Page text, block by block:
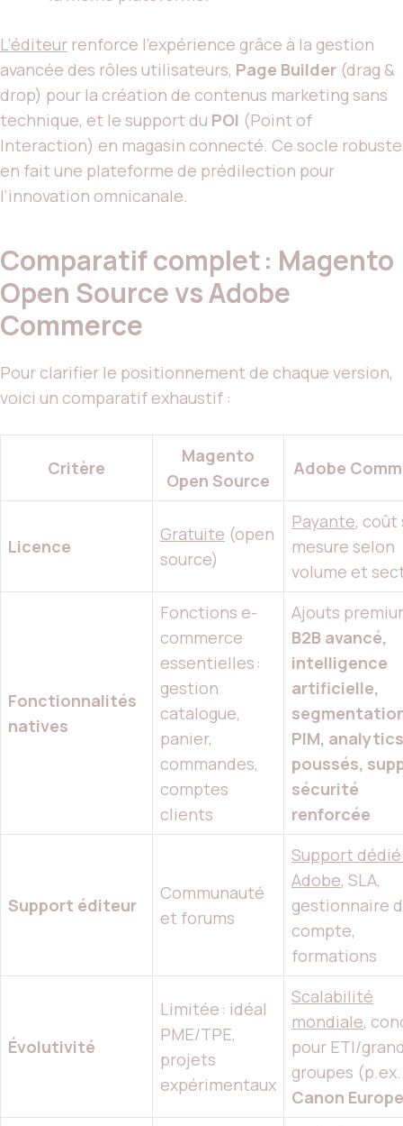
L’éditeur renforce l’expérience grâce à la gestion
avancée des rôles utilisateurs, Page Builder (drag &
drop) pour la création de contenus marketing sans
technique, et le support du POI (Point of
Interaction) en magasin connecté. Ce socle robuste
en fait une plateforme de prédilection pour
l’innovation omnicanale.
Comparatif complet : Magento
Open Source vs Adobe
Commerce
Pour clarifier le positionnement de chaque version,
voici un comparatif exhaustif :
Critère
Magento
Open Source
Adobe
Licence
Gratuite (open
source)
Payante, coût
mesure selon
volume et
Fonctionnalités
natives
Fonctions e-
commerce
essentielles :
gestion
catalogue,
panier,
commandes,
comptes
clients
Ajouts
B2B avancé,
intelligence
artificielle,
PIM, analytics
poussés,
sécurité
renforcée
Support éditeur
Communauté
et forums
Support
Adobe, SLA,
gestionnaire
compte,
formations
Évolutivité
Limitée : idéal
PME/TPE,
projets
expérimentaux
Scalabilité
mondiale,
pour ETI/
groupes (p.ex.
Canon Europe